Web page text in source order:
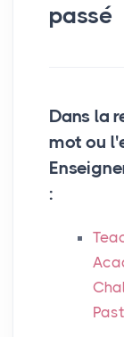
passé
Dans la
mot ou
: